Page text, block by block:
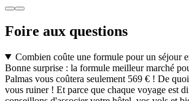
Foire aux questions
Combien coûte une formule pour un séjour
Bonne surprise : la formule meilleur marché
Palmas vous coûtera seulement 569 € ! De
vous ruiner ! Et parce que chaque voyage est